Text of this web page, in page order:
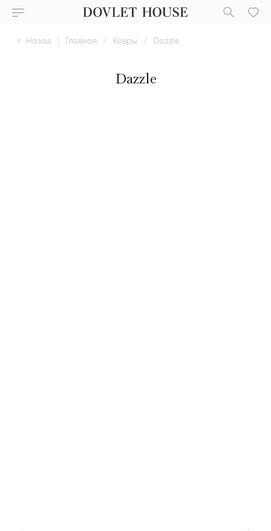
Назад | Главная / Ковры / Dazzle
Dazzle